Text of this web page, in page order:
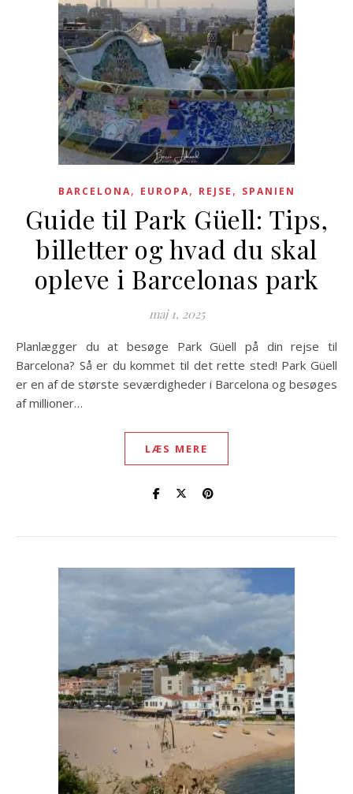
BARCELONA, EUROPA, REJSE , SPANIEN
Guide til Park Güell: Tips,
billetter og hvad du skal
opleve i Barcelonas park
maj 1, 2025
Planlægger du at besøge Park Güell på din rejse til
Barcelona? Så er du kommet til det rette sted! Park Güell
er en af de største seværdigheder i Barcelona og besøges
af millioner…
LÆS MERE